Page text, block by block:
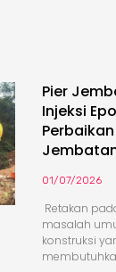
Pier
Injeksi
01/07/2026
Retakan
masalah
konstruksi